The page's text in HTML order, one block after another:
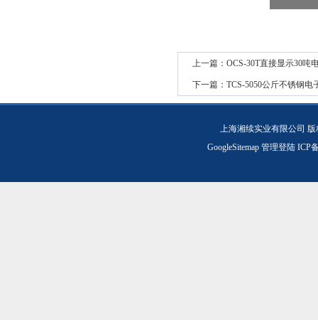
上一篇： OCS-30T直接显示30吨
下一篇： TCS-5050公斤不锈钢电
上海湘续实业有限公司
GoogleSitemap 管理登陆ICP